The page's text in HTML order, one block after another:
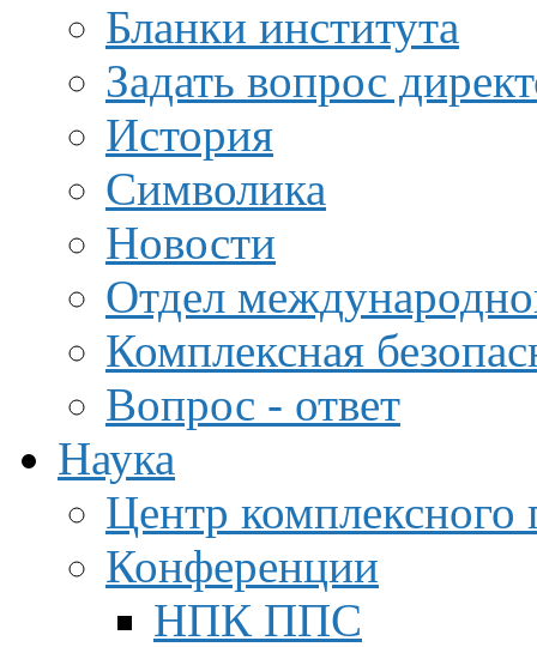
Бланки института
Задать вопрос
История
Символика
Новости
Отдел
Комплексная
Вопрос - ответ
Наука
Центр
Конференции
НПК ППС